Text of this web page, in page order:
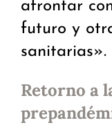
afrontar
futuro y
sanitarias».
Retorno a